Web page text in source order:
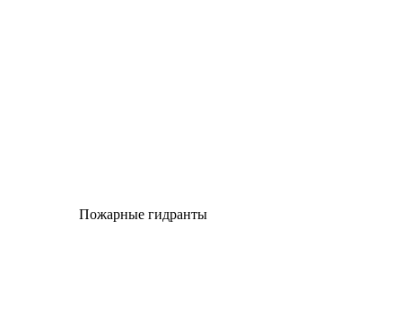
Пожарные гидранты